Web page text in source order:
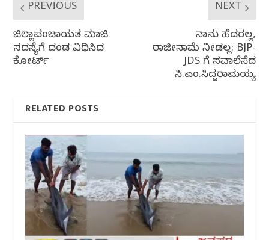
PREVIOUS
ಜಿಲ್ಲಾಪಂಚಾಯತ ಮಾಜಿ
ಸದಸ್ಯೆಗೆ ದಂಡ ವಿಧಿಸಿದ
ಕೋರ್ಟ್
NEXT
ನಾನು ಹೆದರಲ್ಲ,
ರಾಜೀನಾಮೆ ನೀಡಲ್ಲ: BJP-
JDS ಗೆ ಸವಾಲೆಸೆದ
ಸಿ.ಎಂ.ಸಿದ್ದರಾಮಯ್ಯ
RELATED POSTS